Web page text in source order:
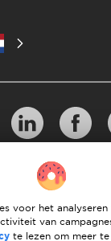
10 regels voor
voor het
van
te lezen om meer